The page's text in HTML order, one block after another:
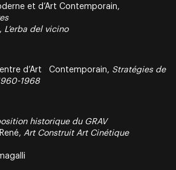
et d’Art Contemporain,
L’erba del vicino
d’Art Contemporain, Stratégies de
1968
historique du GRAV
Art Construit Art Cinétique